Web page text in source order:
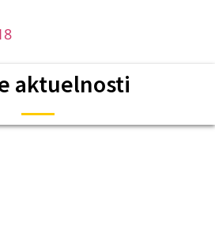
aktuelnosti